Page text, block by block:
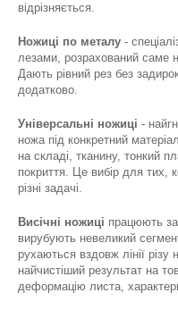
відрізняється.
Ножиці по металу -
лезами, розрахований саме
Дають рівний рез без
додатково.
Універсальні ножиці -
ножа під конкретний
на складі, тканину, тонкий
покриття. Це вибір для тих,
різні задачі.
Висічні ножиці працюють
вирубують невеликий
рухаються вздовж лінії
найчистіший результат на
деформацію листа,